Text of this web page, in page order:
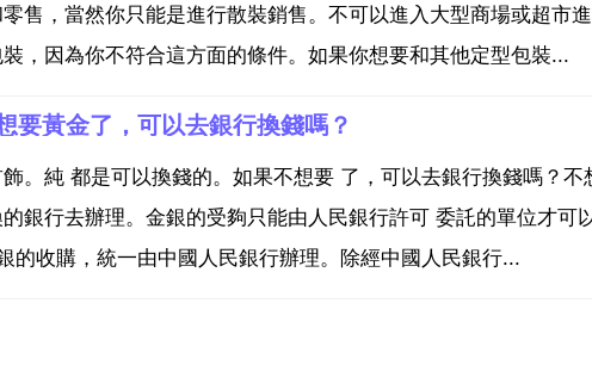
售，當然你只能是進行散裝銷售。不可以進入大型商場或超市
，因為你不符合這方面的條件。如果你想要和其他定型包裝...
要黃金了，可以去銀行換錢嗎？
。純 都是可以換錢的。如果不想要 了，可以去銀行換錢嗎？不
銀行去辦理。金銀的受夠只能由人民銀行許可 委託的單位才可
的收購，統一由中國人民銀行辦理。除經中國人民銀行...